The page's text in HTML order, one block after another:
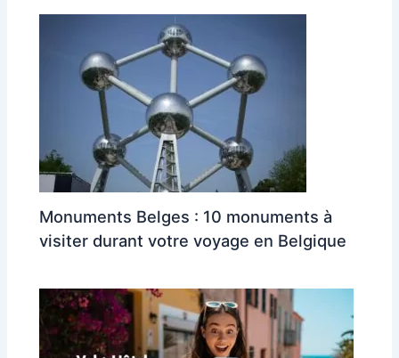
Monuments Belges : 10 monuments à
visiter durant votre voyage en Belgique